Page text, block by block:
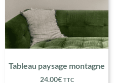
Tableau paysage montagne
24.00€ TTC